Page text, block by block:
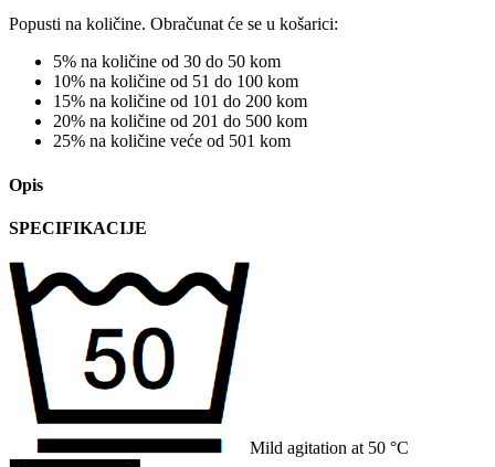
Popusti na količine. Obračunat će se u košarici:
5% na količine od 30 do 50 kom
10% na količine od 51 do 100 kom
15% na količine od 101 do 200 kom
20% na količine od 201 do 500 kom
25% na količine veće od 501 kom
Opis
SPECIFIKACIJE
Mild agitation at 50 °C